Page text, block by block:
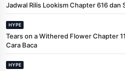
Jadwal Rilis Lookism Chapter 616 dan
HYPE
Tears on a Withered Flower Chapter
Cara Baca
HYPE